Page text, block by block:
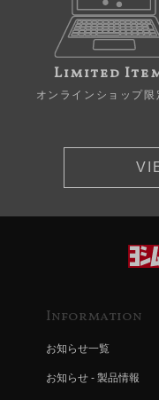
Limited
オンラインショップ限
Information
お知らせ一覧
お知らせ - 製品情報